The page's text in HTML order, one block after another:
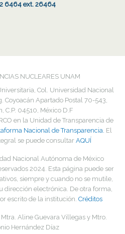
6464 ext. 26464
NUCLEARES UNAM
Col. Universidad Nacional
Coyoacán Apartado Postal 70-543,
C.P. 04510, México D.F
en la Unidad de Transparencia de
Nacional de Transparencia. El
se puede consultar AQUÍ
Nacional Autónoma de México
2024. Esta página puede ser
siempre y cuando no se mutile,
dirección electrónica. De otra forma,
escrito de la institución. Créditos
Aline Guevara Villegas y Mtro.
Hernández Díaz